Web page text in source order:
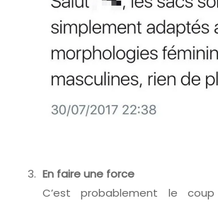
En faire une force
C’est probablement le